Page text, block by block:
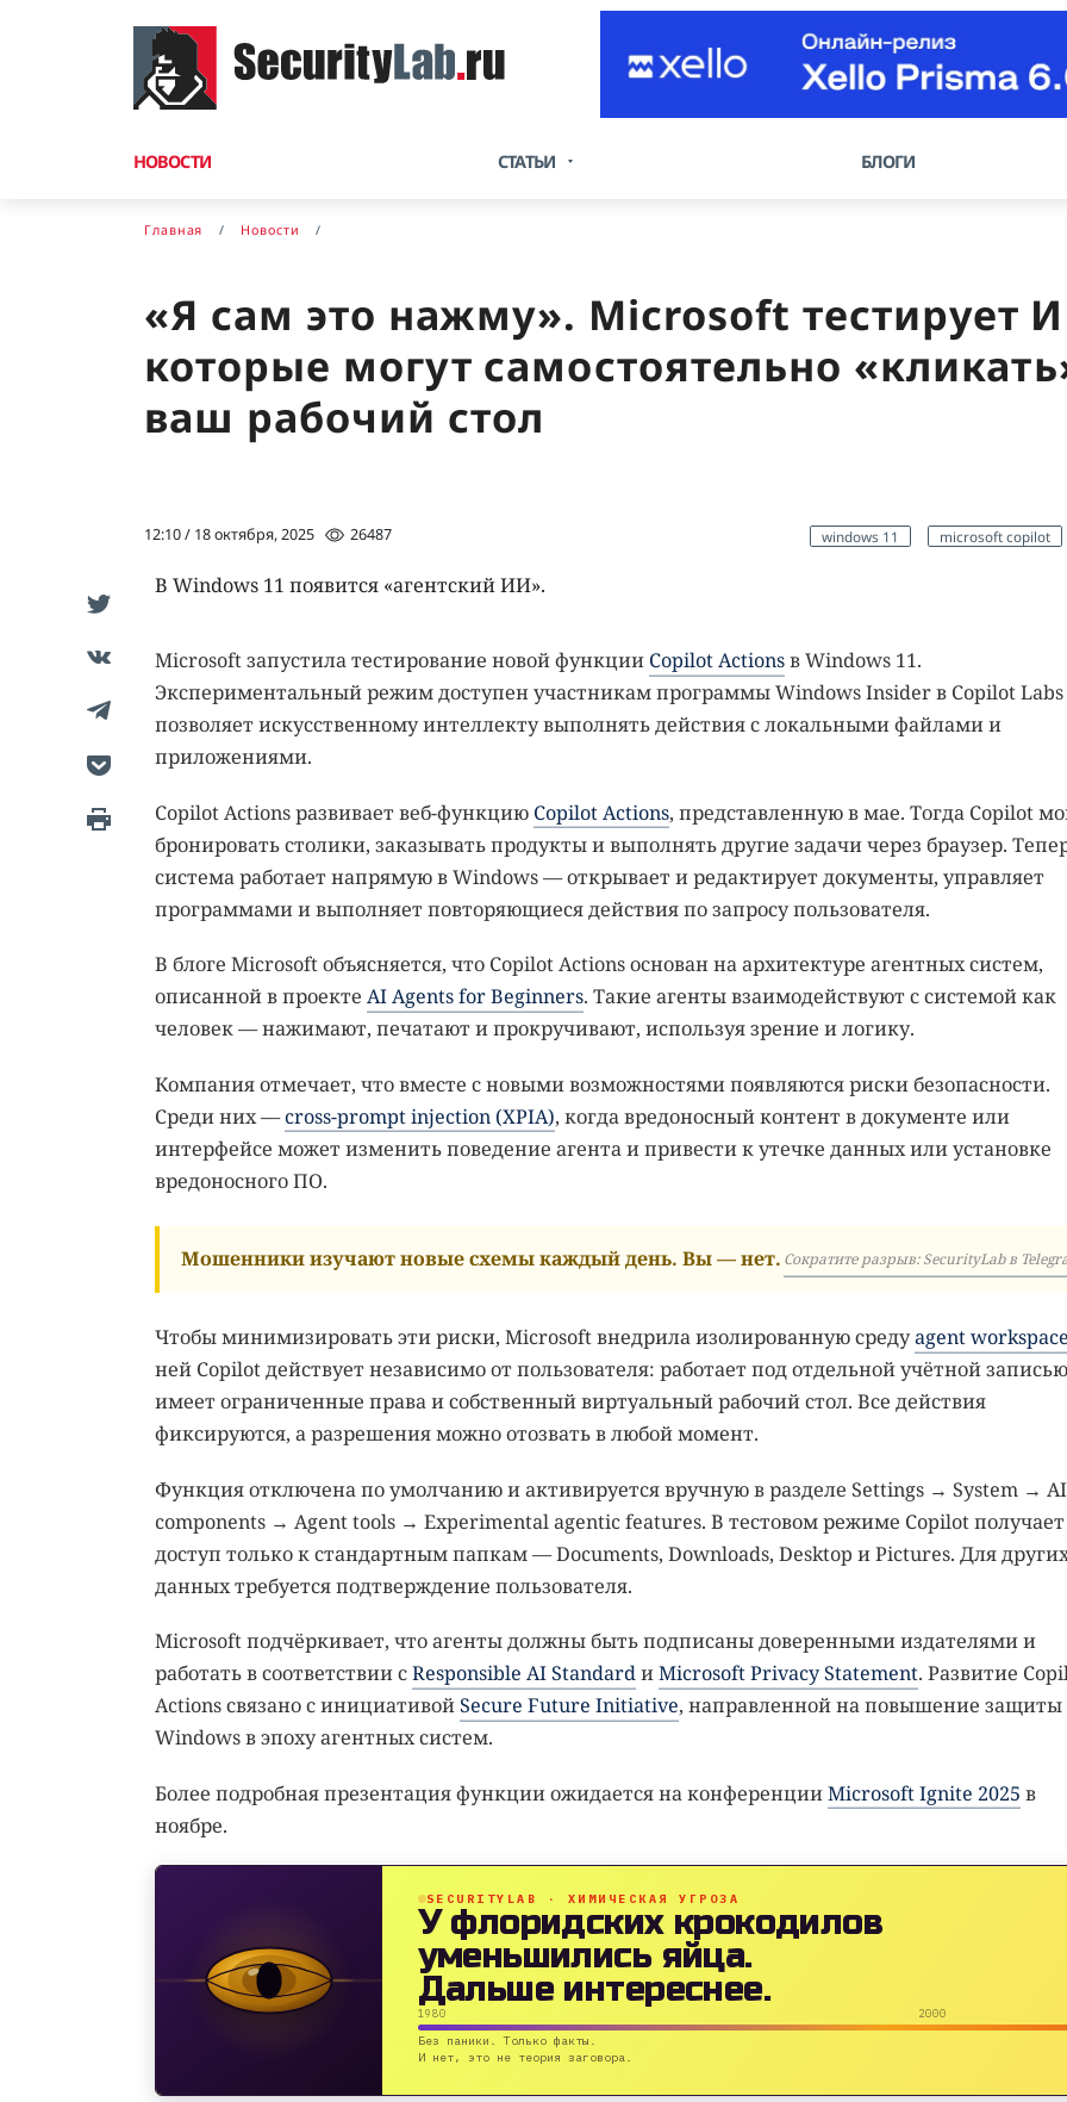
НОВОСТИ СТАТЬИ БЛОГИ
Главная Новости
«Я сам это нажму». Microsoft тестирует
которые могут самостоятельно
ваш рабочий стол
12:10 / 18 октября, 2025 26487 windows 11 microsoft copilot
В Windows 11 появится «агентский ИИ».
Microsoft запустила тестирование новой функции Copilot Actionsв Windows 11.
Экспериментальный режим доступен участникам программы Windows Insider в Copilot
позволяет искусственному интеллекту выполнять действия с локальными файлами и
приложениями.
Copilot Actions развивает веб-функцию Copilot Actions, представленную в мае. Тогда Copilot
бронировать столики, заказывать продукты и выполнять другие задачи через браузер.
система работает напрямую в Windows — открывает и редактирует документы, управляет
программами и выполняет повторяющиеся действия по запросу пользователя.
В блоге Microsoft объясняется, что Copilot Actions основан на архитектуре агентных систем,
описанной в проекте AI Agents for Beginners. Такие агенты взаимодействуют с системой как
человек — нажимают, печатают и прокручивают, используя зрение и логику.
Компания отмечает, что вместе с новыми возможностями появляются риски безопасности.
Среди них —cross-prompt injection (XPIA), когда вредоносный контент в документе или
интерфейсе может изменить поведение агента и привести к утечке данных или установке
вредоносного ПО.
Мошенники изучают новые схемы каждый день. Вы — нет. Сократите разрыв: SecurityLab в
Чтобы минимизировать эти риски, Microsoft внедрила изолированную средуagent workspace
ней Copilot действует независимо от пользователя: работает под отдельной учётной
имеет ограниченные права и собственный виртуальный рабочий стол. Все действия
фиксируются, а разрешения можно отозвать в любой момент.
Функция отключена по умолчанию и активируется вручную в разделе Settings → System → AI
components → Agent tools → Experimental agentic features. В тестовом режиме Copilot получает
доступ только к стандартным папкам — Documents, Downloads, Desktop и Pictures. Для
данных требуется подтверждение пользователя.
Microsoft подчёркивает, что агенты должны быть подписаны доверенными издателями и
работать в соответствии сResponsible AI StandardиMicrosoft Privacy Statement. Развитие
Actions связано с инициативойSecure Future Initiative, направленной на повышение защиты
Windows в эпоху агентных систем.
Более подробная презентация функции ожидается на конференцииMicrosoft Ignite 2025 в
ноябре.
SECURITYLAB · ХИМИЧЕСКАЯ УГРОЗА
У флоридских крокодилов
уменьшились яйца.
Дальше интереснее.
1980 2000
Без паники. Только факты.
И нет, это не теория заговора.